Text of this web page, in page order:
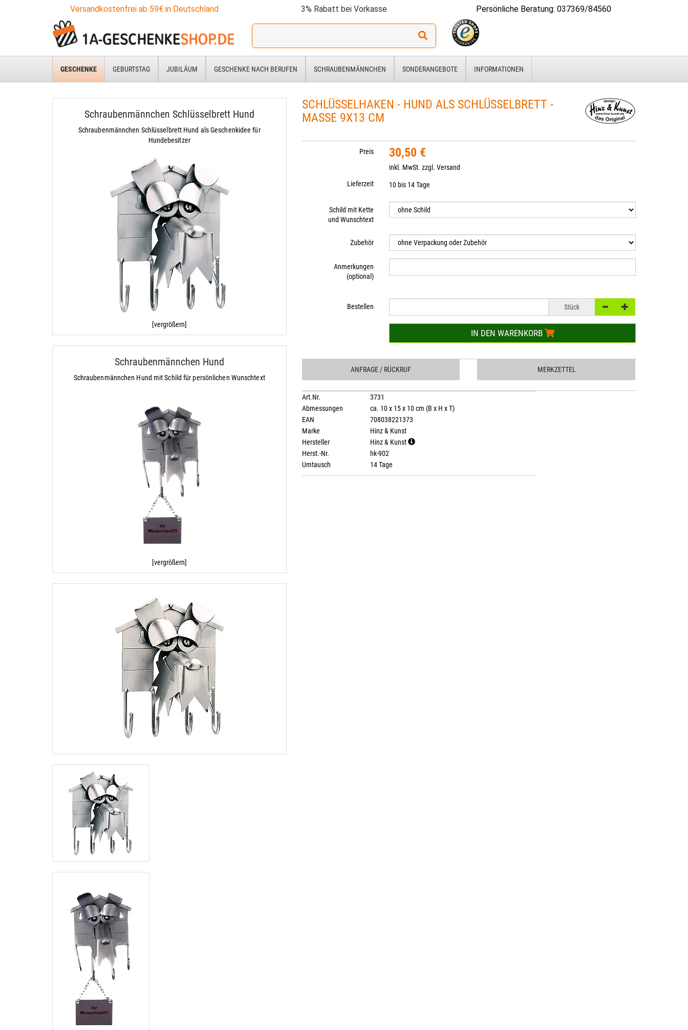
Versandkostenfrei ab 59€ in Deutschland 3% Rabatt bei Vorkasse Persönliche Beratung: 037369/84560
Ich
für:
GESCHENKE GEBURTSTAG JUBILÄUM GESCHENKE NACH BERUFEN SCHRAUBENMÄNNCHEN SONDERANGEBOTE INFORMATIONEN
Schraubenmännchen Schlüsselbrett Hund
Schraubenmännchen Schlüsselbrett Hund als Geschenkidee für
Hundebesitzer
[vergrößern]
Schraubenmännchen Hund
Schraubenmännchen Hund mit Schild für persönlichen Wunschtext
[vergrößern]
SCHLÜSSELHAKEN - HUND ALS SCHLÜSSELBRETT -
MASSE 9X13 CM
Preis 30,50 €
inkl. MwSt. zzgl.Versand
Lieferzeit
10 bis 14 Tage
Schild mit Kette
und Wunschtext
Zubehör
Anmerkungen
(optional)
Bestellen Stück
IN DEN WARENKORB
ANFRAGE / RÜCKRUF MERKZETTEL
Art.Nr.
3731
Abmessungen
ca. 10 x 15 x 10 cm (B x H x T)
EAN
708038221373
Marke
Hinz & Kunst
Hersteller
Hinz & Kunst
Herst.-Nr.
hk-902
Umtausch
14 Tage